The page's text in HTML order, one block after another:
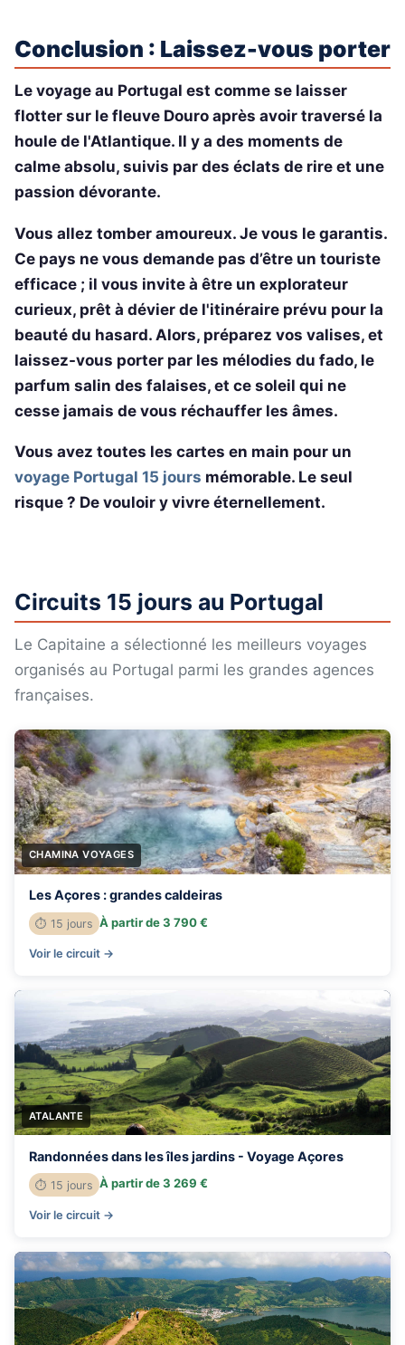
Conclusion : Laissez-vous porter
Le voyage au Portugal est comme se laisser
flotter sur le fleuve Douro après avoir traversé la
houle de l'Atlantique. Il y a des moments de
calme absolu, suivis par des éclats de rire et une
passion dévorante.
Vous allez tomber amoureux. Je vous le garantis.
Ce pays ne vous demande pas d’être un touriste
efficace ; il vous invite à être un explorateur
curieux, prêt à dévier de l'itinéraire prévu pour la
beauté du hasard. Alors, préparez vos valises, et
laissez-vous porter par les mélodies du fado, le
parfum salin des falaises, et ce soleil qui ne
cesse jamais de vous réchauffer les âmes.
Vous avez toutes les cartes en main pour un
voyage Portugal 15 jours mémorable. Le seul
risque ? De vouloir y vivre éternellement.
Circuits 15 jours au Portugal
Le Capitaine a sélectionné les meilleurs voyages
organisés au Portugal parmi les grandes agences
françaises.
CHAMINA VOYAGES
Les Açores : grandes caldeiras
⏱ 15 jours À partir de 3 790 €
Voir le circuit →
ATALANTE
Randonnées dans les îles jardins - Voyage Açores
⏱ 15 jours À partir de 3 269 €
Voir le circuit →